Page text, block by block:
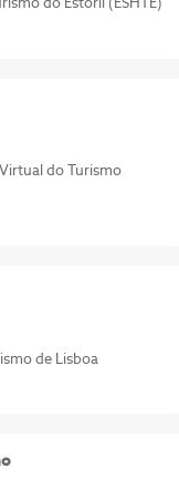
do Turismo
de Lisboa